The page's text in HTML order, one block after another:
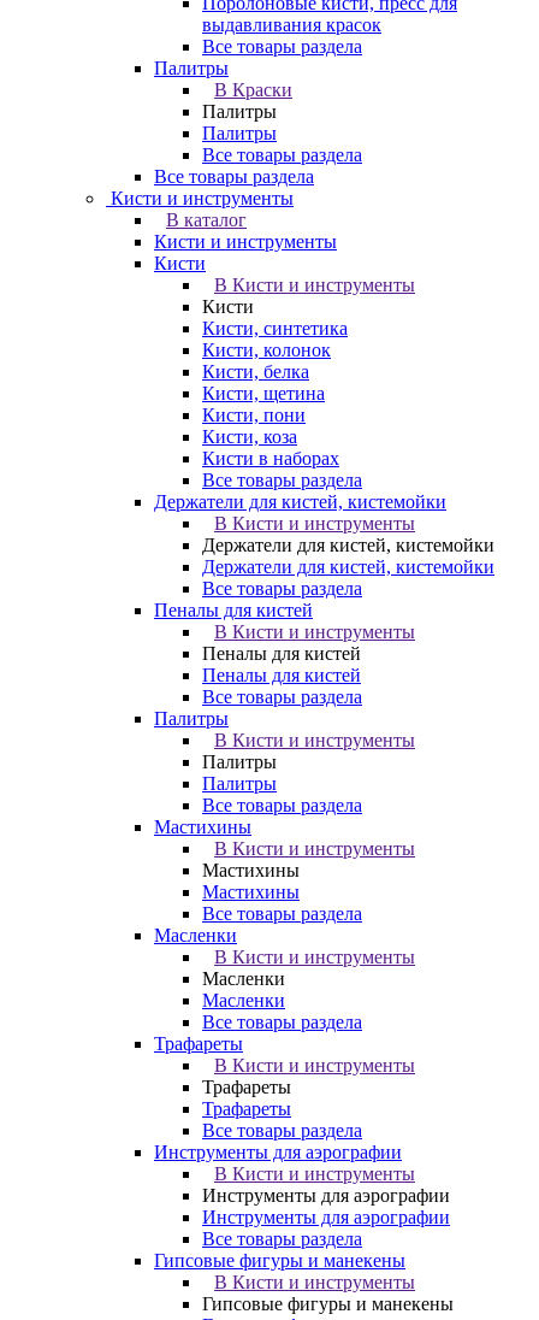
выдавливания красок
Все товары раздела
Палитры
В Краски
Палитры
Палитры
Все товары раздела
Все товары раздела
Кисти и инструменты
В каталог
Кисти и инструменты
Кисти
В Кисти и инструменты
Кисти
Кисти, синтетика
Кисти, колонок
Кисти, белка
Кисти, щетина
Кисти, пони
Кисти, коза
Кисти в наборах
Все товары раздела
Держатели для кистей, кистемойки
В Кисти и инструменты
Держатели для кистей, кистемойки
Держатели для кистей, кистемойки
Все товары раздела
Пеналы для кистей
В Кисти и инструменты
Пеналы для кистей
Пеналы для кистей
Все товары раздела
Палитры
В Кисти и инструменты
Палитры
Палитры
Все товары раздела
Мастихины
В Кисти и инструменты
Мастихины
Мастихины
Все товары раздела
Масленки
В Кисти и инструменты
Масленки
Масленки
Все товары раздела
Трафареты
В Кисти и инструменты
Трафареты
Трафареты
Все товары раздела
Инструменты для аэрографии
В Кисти и инструменты
Инструменты для аэрографии
Инструменты для аэрографии
Все товары раздела
Гипсовые фигуры и манекены
В Кисти и инструменты
Гипсовые фигуры и манекены